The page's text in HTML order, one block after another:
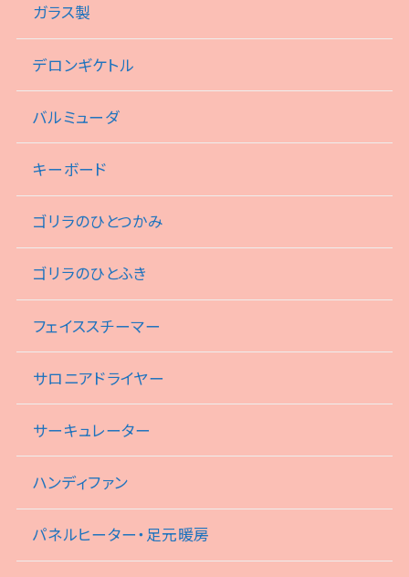
ガラス製
デロンギケトル
バルミューダ
キーボード
ゴリラのひとつかみ
ゴリラのひとふき
フェイススチーマー
サロニアドライヤー
サーキュレーター
ハンディファン
パネルヒーター・足元暖房